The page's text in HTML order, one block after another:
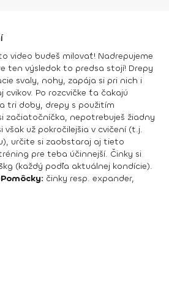
video budeš milovať! Nadrepujeme
ten výsledok to predsa stojí! Drepy
svaly, nohy, zapája si pri nich i
cvikov. Po rozcvičke ťa čakajú
tri doby, drepy s použitím
začiatočníčka, nepotrebuješ žiadny
však už pokročilejšia v cvičení (t.j.
určite si zaobstaraj aj tieto
pre teba účinnejší. Činky si
(každý podľa aktuálnej kondície).
Pomôcky: činky resp. expander,